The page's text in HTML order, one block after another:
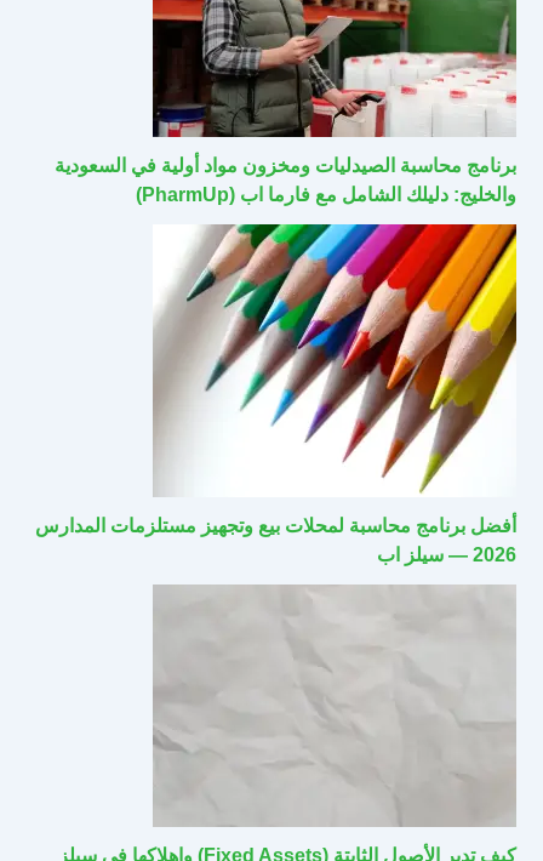
برنامج محاسبة الصيدليات ومخزون مواد أولية في السعودية
والخليج: دليلك الشامل مع فارما اب (PharmUp)
أفضل برنامج محاسبة لمحلات بيع وتجهيز مستلزمات المدارس
2026 — سيلز اب
كيف تدير الأصول الثابتة (Fixed Assets) وإهلاكها في سيلز